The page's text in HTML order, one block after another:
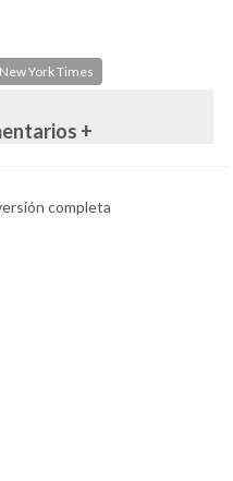
York Times
+
completa